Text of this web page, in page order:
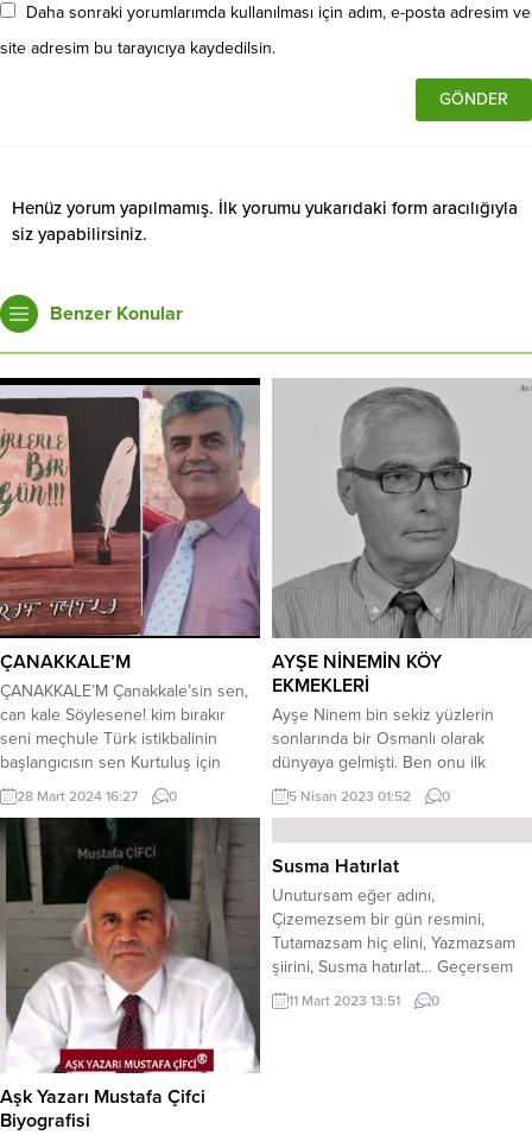
Daha sonraki yorumlarımda kullanılması için adım, e-posta adresim ve
site adresim bu tarayıcıya kaydedilsin.
Henüz yorum yapılmamış. İlk yorumu yukarıdaki form aracılığıyla
siz yapabilirsiniz.
Benzer Konular
ÇANAKKALE’M
ÇANAKKALE’M Çanakkale’sin sen,
can kale Söylesene! kim bırakır
seni meçhule Türk istikbalinin
başlangıcısın sen Kurtuluş için
yakıldı o meşale *** Bitmesin
umudun, düşmesin çehren Türk’ün
elinden kim alabilir seni sevhen
İstiklal’i ölüme kısas tutup Varken
onbeşin de bile, uğruna can veren
*** Yüreğimize yazıldı, vatan diye
adın Ne önemi var,...
28 Mart 2024 16:27 0
AYŞE NİNEMİN KÖY
EKMEKLERİ
Ayşe Ninem bin sekiz yüzlerin
sonlarında bir Osmanlı olarak
dünyaya gelmişti. Ben onu ilk
hatırladığım yıllarda yarım asırdan
fazla bir ömrü geride bırakmıştı.
konuşur, kendi çağının kadınları
kadınlarının kullandıkları yöntemleri
kullanırdı. Mesela ertesi günü
ekmek yapacağında akşamdan
derince bir tepsinin içerisine...
5 Nisan 2023 01:52 0
Aşk Yazarı Mustafa Çifci
Biyografisi
Susma Hatırlat
Unutursam eğer adını,
Çizemezsem bir gün resmini,
Tutamazsam hiç elini, Yazmazsam
şiirini, Susma hatırlat… Geçersem
şayet yüreğinden, Göçersem
senden, Şaşarsam sevginden,
11 Mart 2023 13:51 0